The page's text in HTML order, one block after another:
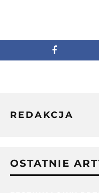
REDAKCJA
OSTATNIE